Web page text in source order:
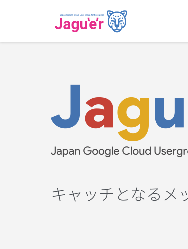
キャッチとなるメ